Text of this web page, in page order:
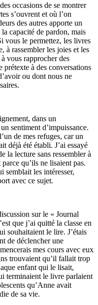
occasions de se montrer
s’ouvrent et où l’on
des autres apporte un
capacité de pardon, mais
vous le permettez, les livres
à rassembler les joies et les
vous rapprocher des
prétexte à des conversations
ou dont nous ne
dans un
sentiment d’impuissance.
de mes refuges, car un
déjà été établi. J’ai essayé
la lecture sans ressembler à
qu’ils ne lisaient pas.
semblait les intéresser,
avec ce sujet.
sur le « Journal
que j’ai quitté la classe en
souhaitaient le lire. J’étais
de déclencher une
mes cours avec eux
trouvaient qu’il fallait trop
enfant qui le lisait,
terminaient le livre parlaient
qu’Anne avait
de sa vie.